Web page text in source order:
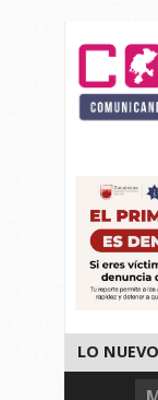
LO NUEVO
El Ritmo de las
Vencen los